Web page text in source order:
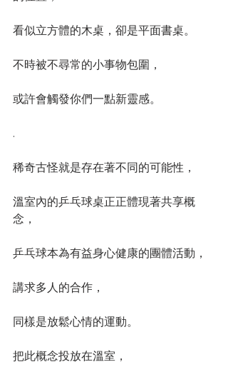
看似立方體的木桌，卻是平面書桌。
不時被不尋常的小事物包圍，
或許會觸發你們一點新靈感。
.
稀奇古怪就是存在著不同的可能性，
溫室內的乒乓球桌正正體現著共享概
念，
乒乓球本為有益身心健康的團體活動，
講求多人的合作，
同樣是放鬆心情的運動。
把此概念投放在溫室，